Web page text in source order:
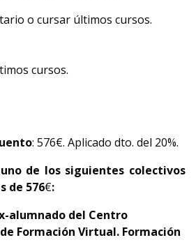
o cursar últimos cursos.
cursos.
: 576€. Aplicado dto. del 20%.
de los siguientes colectivos
de 576€:
alumnado del Centro
Formación Virtual. Formación